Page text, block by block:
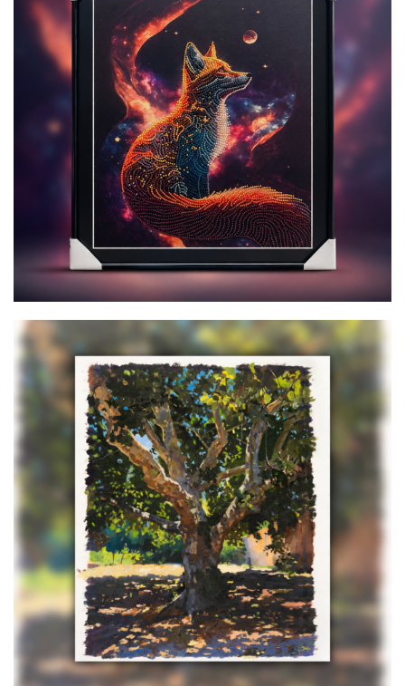
Reco
150,00€
L’Ombre Voyageuse
120,00€